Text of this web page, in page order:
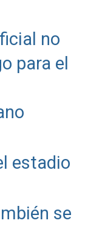
no
para el
estadio
se